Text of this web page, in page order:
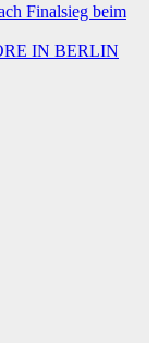
Finalsieg beim
IN BERLIN